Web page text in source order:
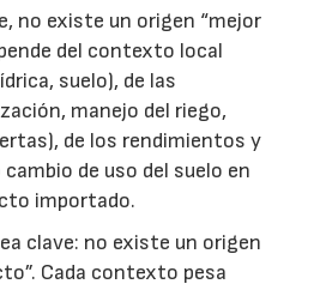
no existe un origen “mejor
del contexto local
suelo), de las
manejo del riego,
de los rendimientos y
de uso del suelo en
importado.
clave: no existe un origen
Cada contexto pesa